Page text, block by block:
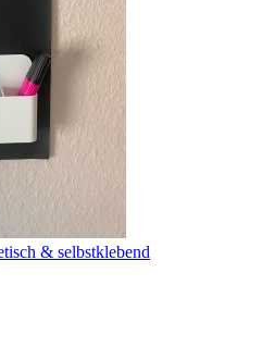
& selbstklebend